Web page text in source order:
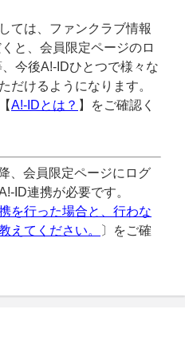
ては、ファンクラブ情報
と、会員限定ページのロ
今後A!-IDひとつで様々な
だけるようになります。
A!-IDとは？ 】をご確認く
、会員限定ページにログ
ID連携が必要です。
を行った場合と、行わな
えてください。
〕をご確